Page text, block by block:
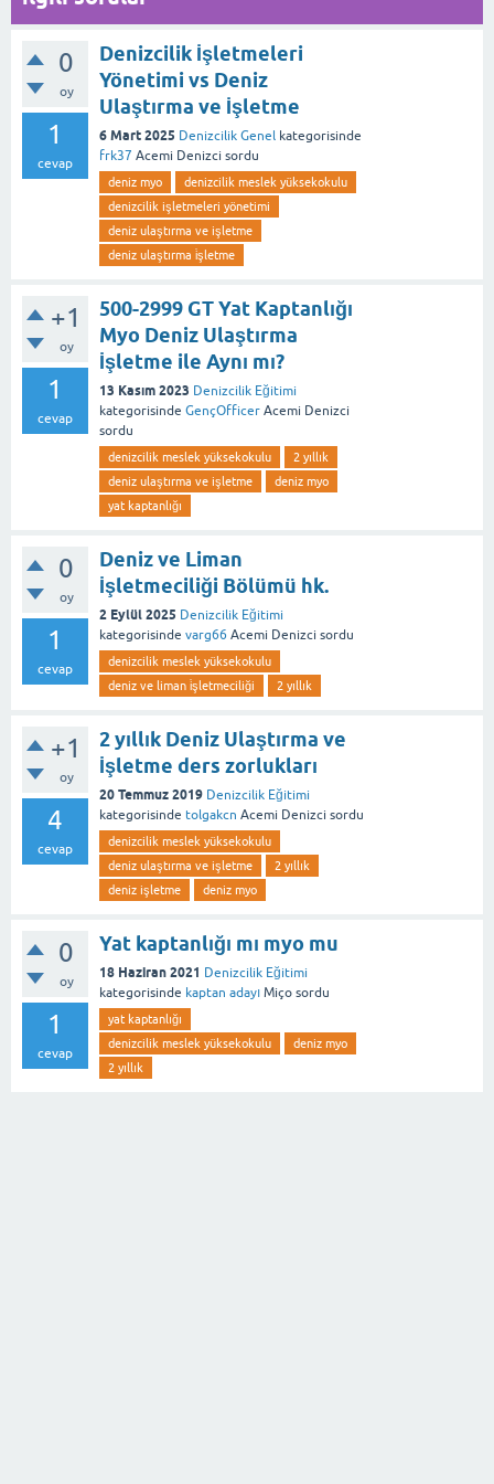
0
oy
1
cevap
Denizcilik İşletmeleri
Yönetimi vs Deniz
Ulaştırma ve İşletme
6 Mart 2025 Denizcilik Genel kategorisinde
frk37 Acemi Denizci sordu
deniz myo
denizcilik meslek yüksekokulu
denizcilik işletmeleri yönetimi
deniz ulaştırma ve işletme
deniz ulaştırma i̇şletme
+1
oy
1
cevap
500-2999 GT Yat Kaptanlığı
Myo Deniz Ulaştırma
İşletme ile Aynı mı?
13 Kasım 2023 Denizcilik Eğitimi
kategorisinde GençOfficer Acemi Denizci
sordu
denizcilik meslek yüksekokulu
2 yıllık
deniz ulaştırma ve işletme
deniz myo
yat kaptanlığı
0
oy
1
cevap
Deniz ve Liman
İşletmeciliği Bölümü hk.
2 Eylül 2025 Denizcilik Eğitimi
kategorisinde varg66 Acemi Denizci sordu
denizcilik meslek yüksekokulu
deniz ve liman i̇şletmeciliği
2 yıllık
+1
oy
4
cevap
2 yıllık Deniz Ulaştırma ve
İşletme ders zorlukları
20 Temmuz 2019 Denizcilik Eğitimi
kategorisinde tolgakcn Acemi Denizci sordu
denizcilik meslek yüksekokulu
deniz ulaştırma ve işletme
2 yıllık
deniz işletme
deniz myo
0
oy
1
cevap
Yat kaptanlığı mı myo mu
18 Haziran 2021 Denizcilik Eğitimi
kategorisinde kaptan adayı Miço sordu
yat kaptanlığı
denizcilik meslek yüksekokulu
deniz myo
2 yıllık